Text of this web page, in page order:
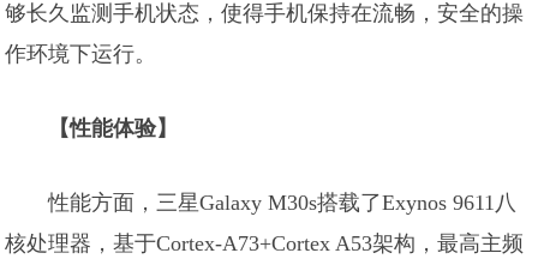
够长久监测手机状态，使得手机保持在流畅，安全的操
作环境下运行。
【性能体验】
性能方面，三星Galaxy M30s搭载了Exynos 9611八
核处理器，基于Cortex-A73+Cortex A53架构，最高主频